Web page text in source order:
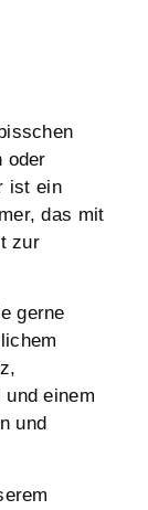
oder
ist ein
das mit
zur
gerne
einem
und